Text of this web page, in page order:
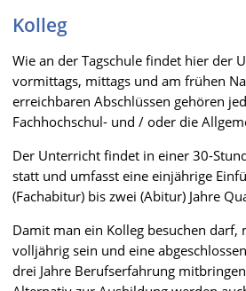
Kolleg
Wie an der Tagschule findet hier der
vormittags, mittags und am frühen
erreichbaren Abschlüssen gehören
Fachhochschul- und / oder die
Der Unterricht findet in einer 30-
statt und umfasst eine einjährige
(Fachabitur) bis zwei (Abitur) Jahre
Damit man ein Kolleg besuchen darf,
volljährig sein und eine
drei Jahre Berufserfahrung